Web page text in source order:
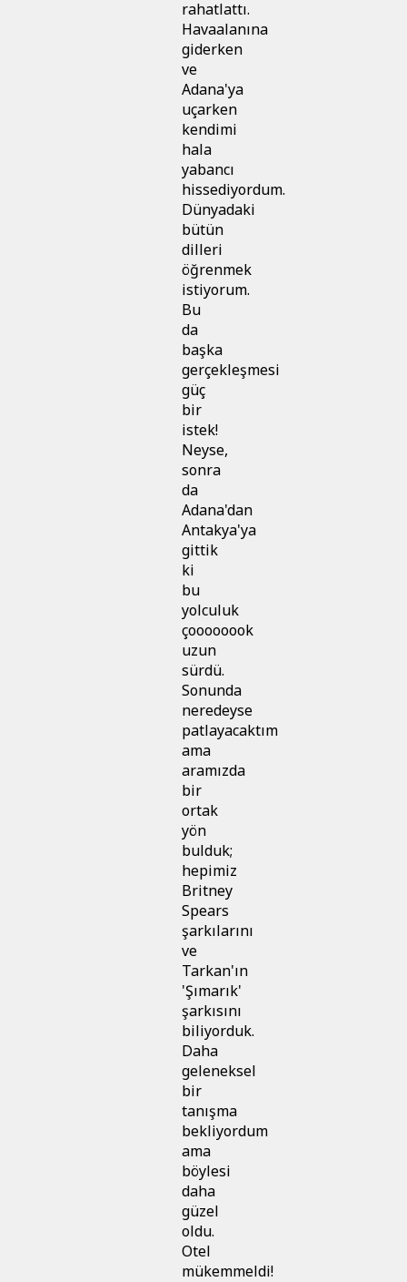
rahatlattı.
Havaalanına
giderken
ve
Adana'ya
uçarken
kendimi
hala
yabancı
hissediyordum.
Dünyadaki
bütün
dilleri
öğrenmek
istiyorum.
Bu
da
başka
gerçekleşmesi
güç
bir
istek!
Neyse,
sonra
da
Adana'dan
Antakya'ya
gittik
ki
bu
yolculuk
çoooooook
uzun
sürdü.
Sonunda
neredeyse
patlayacaktım
ama
aramızda
bir
ortak
yön
bulduk;
hepimiz
Britney
Spears
şarkılarını
ve
Tarkan'ın
'Şımarık'
şarkısını
biliyorduk.
Daha
geleneksel
bir
tanışma
bekliyordum
ama
böylesi
daha
güzel
oldu.
Otel
mükemmeldi!